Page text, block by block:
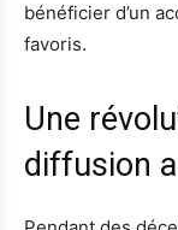
bénéficier d’un
favoris.
Une
diffusion